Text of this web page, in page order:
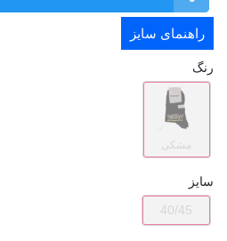
راهنمای سایز
رنگ
مشکی
سایز
40/45